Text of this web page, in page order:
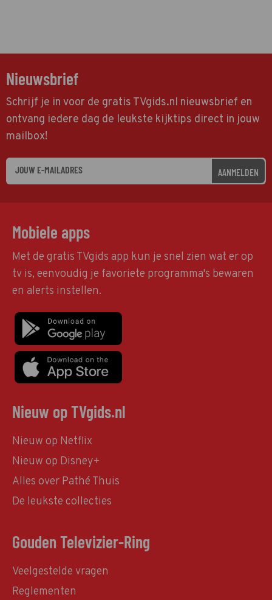
Nieuwsbrief
Schrijf je in voor de gratis TVgids.nl nieuwsbrief en
ontvang iedere dag de leukste kijktips direct in jouw
mailbox!
AANMELDEN
Mobiele apps
Met de gratis TVgids app kun je snel zien wat er op
tv is, eenvoudig je favoriete programma's bewaren
en alerts instellen.
Nieuw op TVgids.nl
Nieuw op Netflix
Nieuw op Disney+
Alles over Pathé Thuis
De leukste collecties
Gouden Televizier-Ring
Veelgestelde vragen
Reglementen